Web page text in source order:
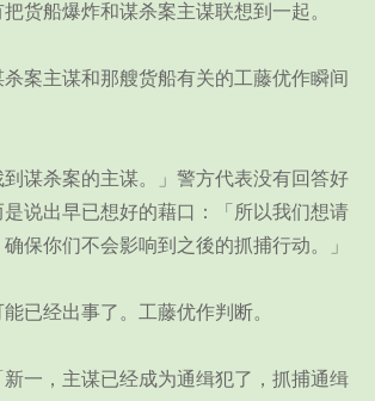
船爆炸和谋杀案主谋联想到一起。
主谋和那艘货船有关的工藤优作瞬间
杀案的主谋。」警方代表没有回答好
说出早已想好的藉口：「所以我们想请
保你们不会影响到之後的抓捕行动。」
经出事了。工藤优作判断。
，主谋已经成为通缉犯了，抓捕通缉